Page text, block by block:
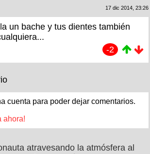
17 dic 2014, 23:26
un bache y tus dientes también
-2
cuenta para poder dejar comentarios.
ahora!
atravesando la atmósfera al